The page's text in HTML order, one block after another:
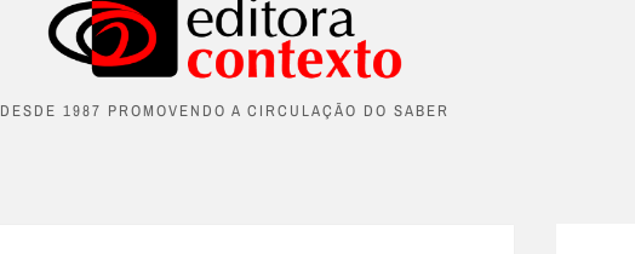
DESDE 1987 PROMOVENDO A CIRCULAÇÃO DO SABER